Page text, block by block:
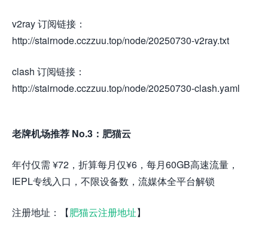
v2ray 订阅链接：
http://stairnode.cczzuu.top/node/20250730-v2ray.txt
clash 订阅链接：
http://stairnode.cczzuu.top/node/20250730-clash.yaml
老牌机场推荐 No.3：肥猫云
年付仅需 ¥72，折算每月仅¥6，每月60GB高速流量，
IEPL专线入口，不限设备数，流媒体全平台解锁
注册地址：【肥猫云注册地址】